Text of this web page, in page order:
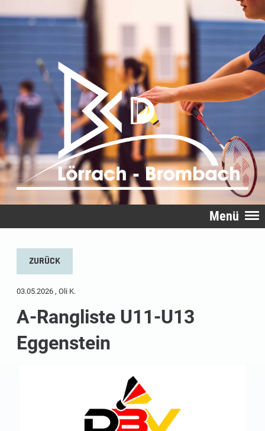
Menü
ZURÜCK
03.05.2026 , Oli K.
A-Rangliste U11-U13
Eggenstein